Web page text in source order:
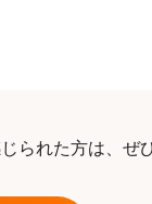
られた方は、ぜ